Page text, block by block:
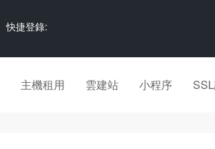
快捷登錄:
主機租用 雲建站 小程序